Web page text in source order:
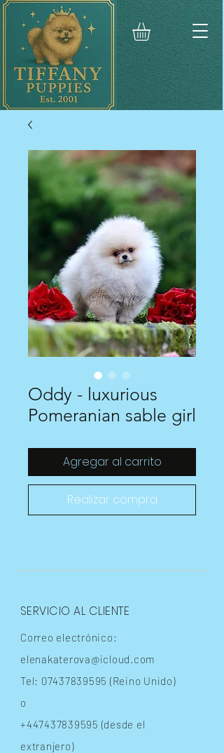
Oddy - luxurious
Pomeranian sable girl
Agregar al carrito
Realizar compra
SERVICIO AL CLIENTE
Correo electrónico:
elenakaterova@icloud.com
Tel: 07437839595 (Reino Unido)
o
+447437839595 (desde el
extranjero)